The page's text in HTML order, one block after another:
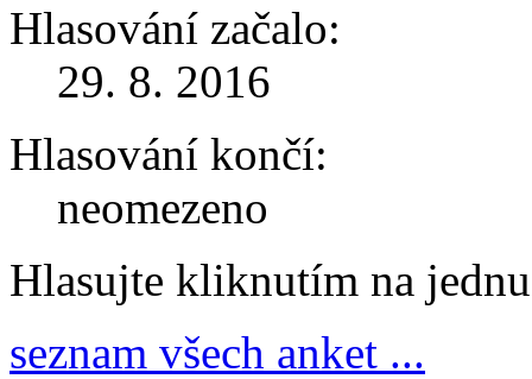
Hlasování začalo:
29. 8. 2016
Hlasování končí:
neomezeno
Hlasujte kliknutím na
seznam všech anket ...